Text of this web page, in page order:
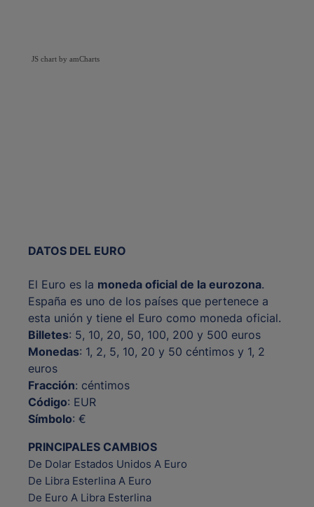
JS chart by amCharts
DATOS DEL EURO
El Euro es la moneda oficial de la eurozona.
España es uno de los países que pertenece a
esta unión y tiene el Euro como moneda oficial.
Billetes: 5, 10, 20, 50, 100, 200 y 500 euros
Monedas: 1, 2, 5, 10, 20 y 50 céntimos y 1, 2
euros
Fracción: céntimos
Código: EUR
Símbolo: €
PRINCIPALES CAMBIOS
De Dolar Estados Unidos A Euro
De Libra Esterlina A Euro
De Euro A Libra Esterlina